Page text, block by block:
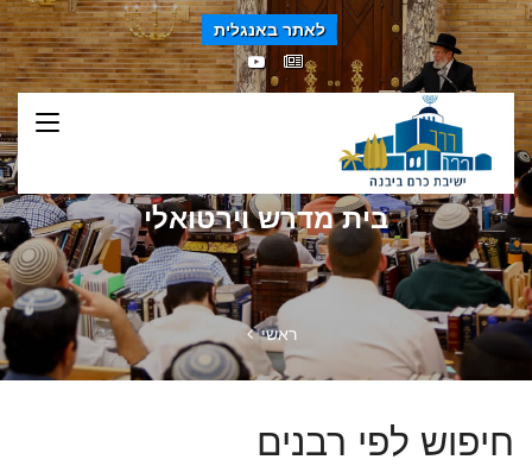
לאתר באנגלית
בית מדרש וירטואלי
ראשי
חיפוש לפי רבנים